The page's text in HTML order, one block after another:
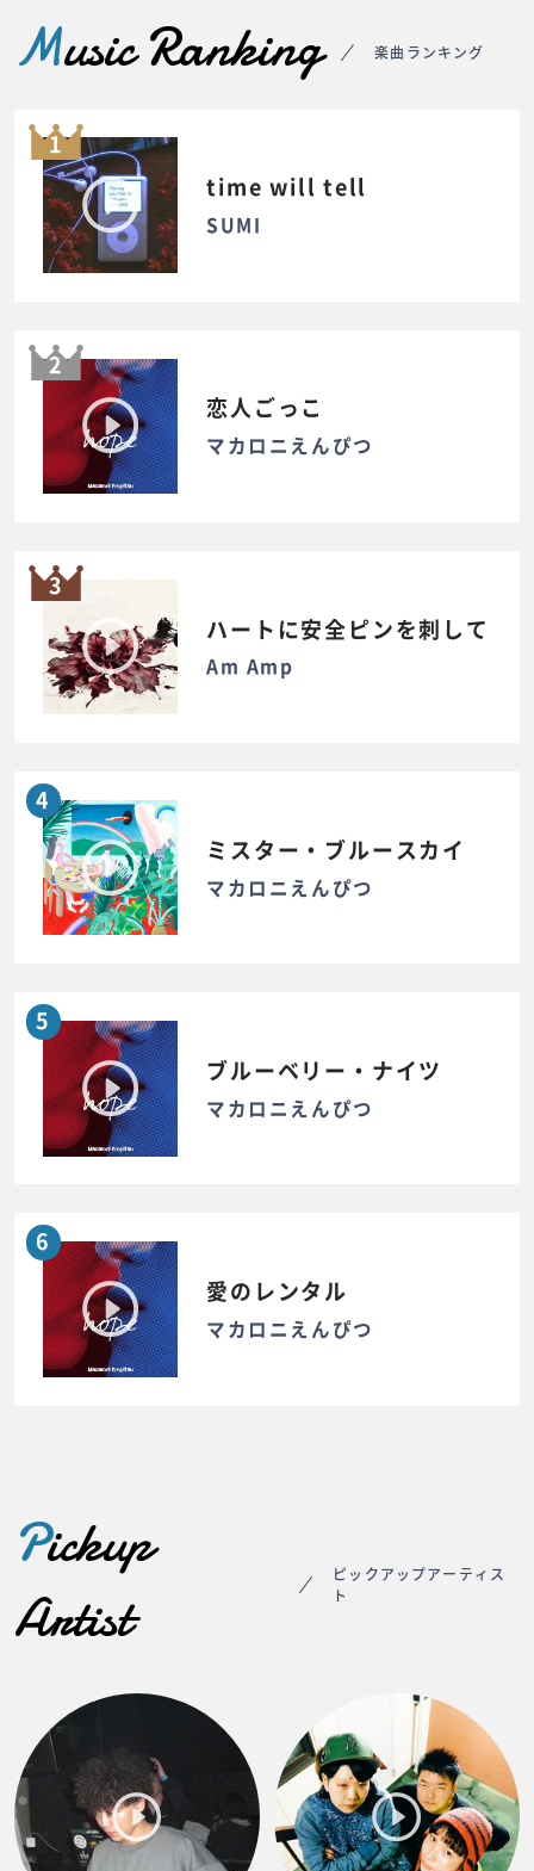
Music Ranking 楽曲ランキング
1
time will tell
SUMI
2
恋人ごっこ
マカロニえんぴつ
3
ハートに安全ピンを刺して
Am Amp
4
ミスター・ブルースカイ
マカロニえんぴつ
5
ブルーベリー・ナイツ
マカロニえんぴつ
6
愛のレンタル
マカロニえんぴつ
Pickup
Artist
ピックアップアーティス
ト